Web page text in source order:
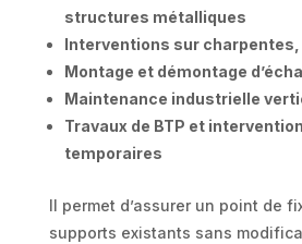
structures métalliques
Interventions sur
Montage et démontage
Maintenance industrielle
Travaux de BTP et
temporaires
Il permet d’assurer un point de
supports existants sans